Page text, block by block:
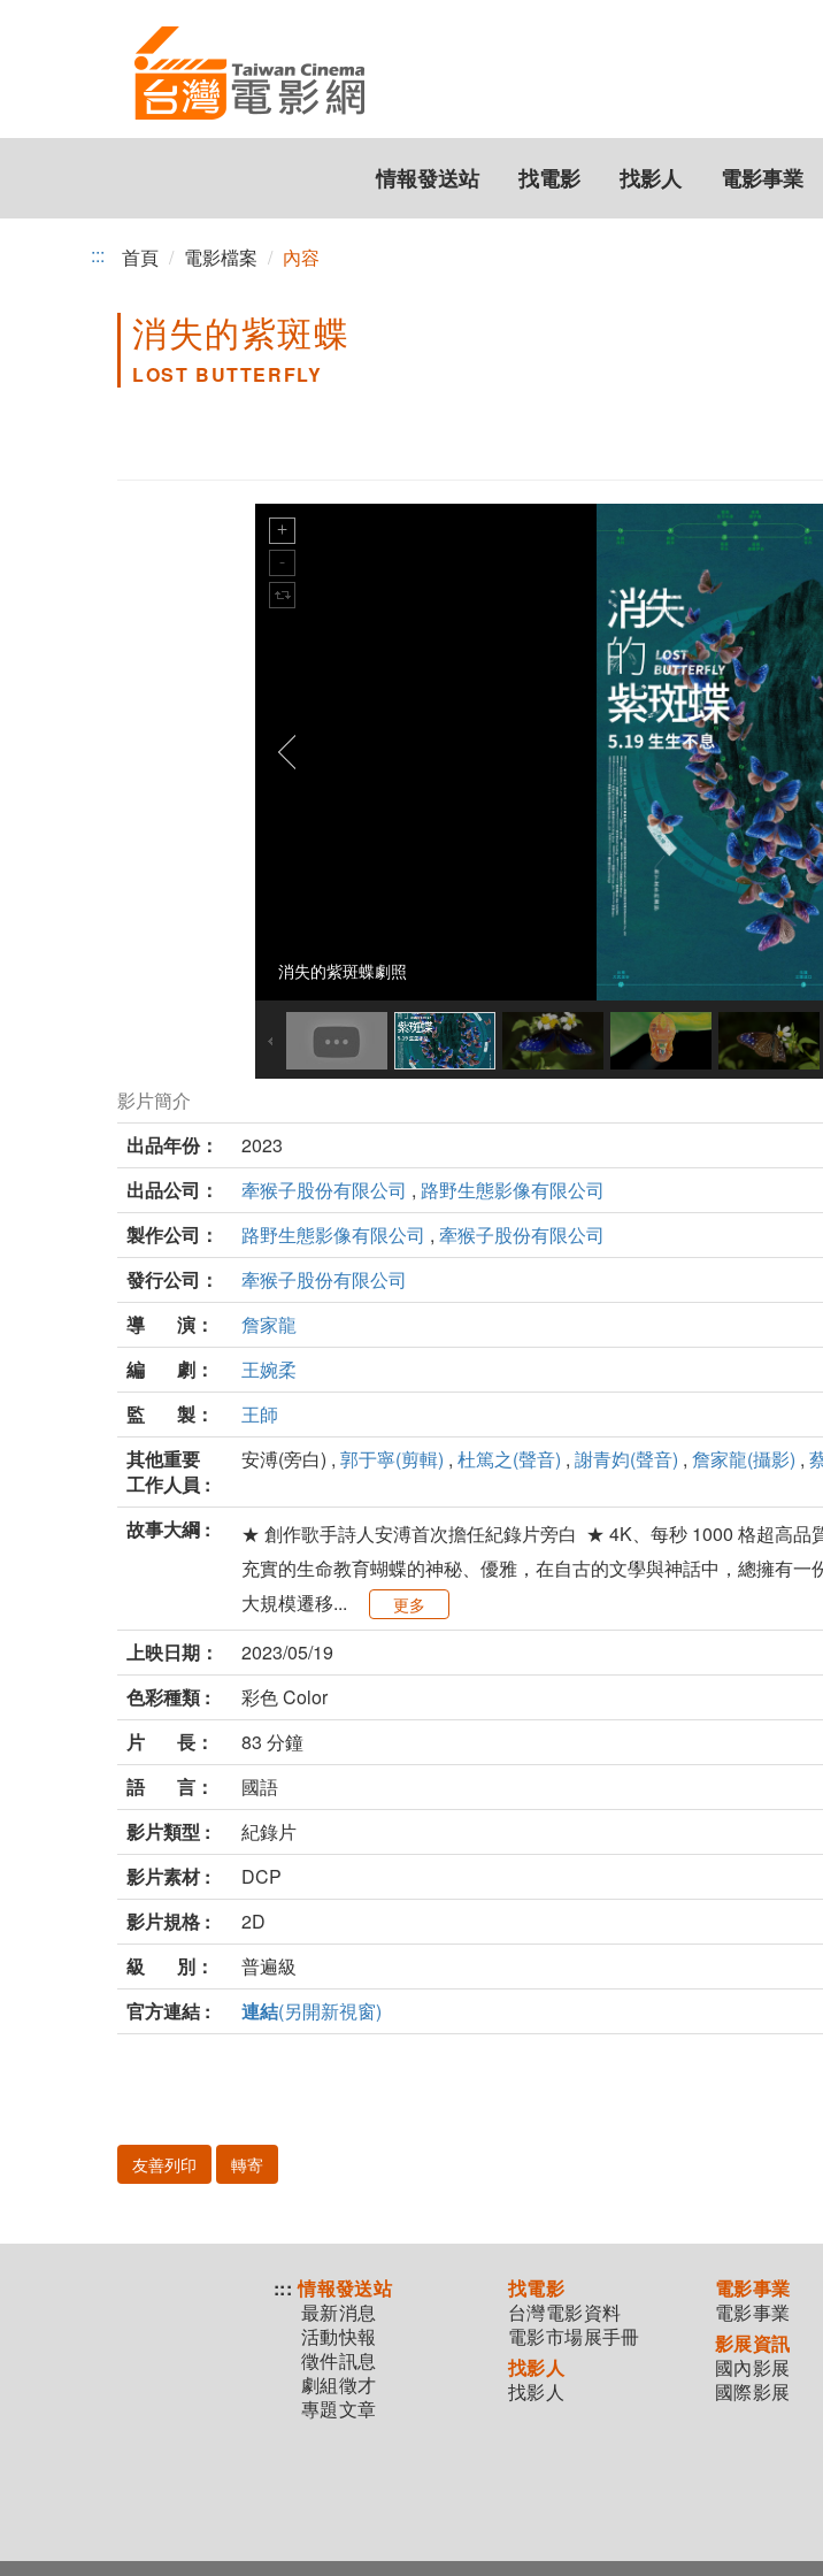
情報發送站 找電影 找影人 電影事業
::: 首頁 電影檔案 內容
消失的紫斑蝶
LOST BUTTERFLY
消失的紫斑蝶劇照
影片簡介
出品年份：
2023
出品公司：
牽猴子股份有限公司 , 路野生態影像有限公司
製作公司：
路野生態影像有限公司 , 牽猴子股份有限公司
發行公司：
牽猴子股份有限公司
導 演：
詹家龍
編 劇：
王婉柔
監 製：
王師
其他重要
工作人員 :
安溥(旁白) , 郭于寧(剪輯) , 杜篤之(聲音) , 謝青㚬(聲音) , 詹家龍(攝影) ,
故事大綱 :
★ 創作歌手詩人安溥首次擔任紀錄片旁白 ★ 4K、每秒 1000 格超高
充實的生命教育蝴蝶的神秘、優雅，在自古的文學與神話中，總擁有
大規模遷移...
更多
上映日期：
2023/05/19
色彩種類 :
彩色 Color
片 長：
83 分鐘
語 言：
國語
影片類型 :
紀錄片
影片素材 :
DCP
影片規格 :
2D
級 別：
普遍級
官方連結 :
連結(另開新視窗)
友善列印 轉寄
::: 情報發送站
最新消息
活動快報
徵件訊息
劇組徵才
專題文章
找電影
台灣電影資料
電影市場展手冊
找影人
找影人
電影事業
電影事業
影展資訊
國內影展
國際影展